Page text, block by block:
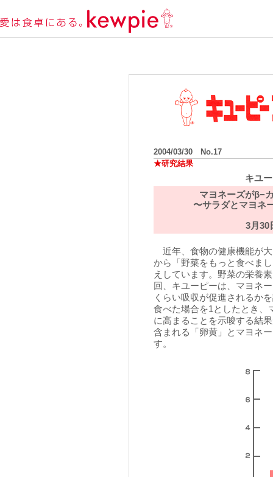
2004/03/30 No.17
★研究結果
キユ
マヨネーズがβ−
〜サラダとマヨネ
3月30
近年、食物の健康機能が
から「野菜をもっと食べま
えしています。野菜の栄養
回、キユーピーは、マヨネ
くらい吸収が促進されるか
食べた場合を1としたとき、
に高まることを示唆する結
含まれる「卵黄」とマヨネ
す。